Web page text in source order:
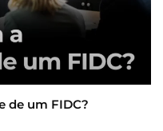
de um FIDC?